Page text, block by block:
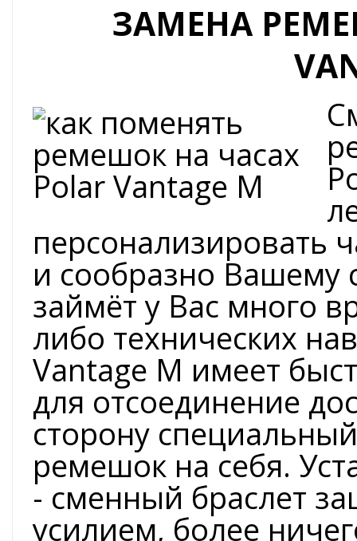
ЗАМЕНА
персонализировать
и сообразно Вашему
займёт у Вас много
либо технических
Vantage M имеет
для отсоединение
сторону
ремешок на себя.
- сменный браслет
усилием, более